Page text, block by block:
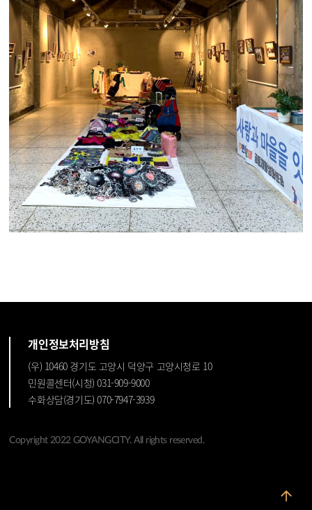
개인정보처리방침
(우) 10460 경기도 고양시 덕양구 고양시청로 10
민원콜센터(시청) 031-909-9000
수화상담(경기도) 070-7947-3939
Copyright 2022 GOYANGCITY. All rights reserved.